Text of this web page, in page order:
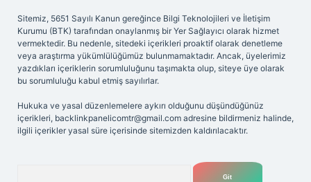
Sitemiz, 5651 Sayılı Kanun gereğince Bilgi Teknolojileri ve İletişim
Kurumu (BTK) tarafından onaylanmış bir Yer Sağlayıcı olarak hizmet
vermektedir. Bu nedenle, sitedeki içerikleri proaktif olarak denetleme
veya araştırma yükümlülüğümüz bulunmamaktadır. Ancak, üyelerimiz
yazdıkları içeriklerin sorumluluğunu taşımakta olup, siteye üye olarak
bu sorumluluğu kabul etmiş sayılırlar.
Hukuka ve yasal düzenlemelere aykırı olduğunu düşündüğünüz
içerikleri, backlinkpanelicomtr@gmail.com adresine bildirmeniz halinde,
ilgili içerikler yasal süre içerisinde sitemizden kaldırılacaktır.